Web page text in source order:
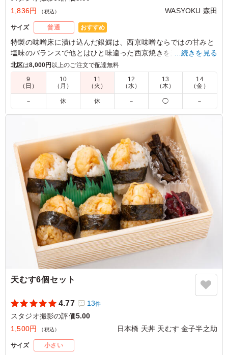
1,836円
（税込） WASYOKU 森田
サイズ 普通 おすすめ
特製の味噌床に漬け込んだ銀鰈は、⻄京味噌ならではの⽢みと
塩味のバランスで他とはひと味違った⻄京焼きを楽しんでいた
だけます。WASYOKU 森田でも一番人気のメインです。お米は
新潟県糸魚川産のコシヒカリ。口の中に入れるとジューシーさ
とお米の甘みが広がります。お米の美味しさを味わっていただ
けるお米です。15種の店主の腕が光る繊細で豊かな味わいの副
菜と共にお召し上がりください。会議やおもてなしにおすすめ
です。
5.0
魚のお弁当が銀鰈の西京焼きで、魚好きには嬉しい優しい
ですし、味付けも深みがあり、副菜もバランスよく入って
いて、ごはんも美味しいです。 他の種類もまた食べ比べ
てみたいです
ご利用シーン：ロケ・撮影›スタジオ撮影
東京都渋谷区神山町2026/07/09
…続きを見る
北区は8,000円 以上のご注文で配達無料
9
（日）
10
（月）
11
（火）
12
（水）
13
（木）
14
（金）
－ 休 休 － ◯ －
天むす6個セット
4.77 13件
スタジオ撮影の評価5.00
1,500円
（税込） 日本橋 天丼 天むす 金子半之助
サイズ 小さい